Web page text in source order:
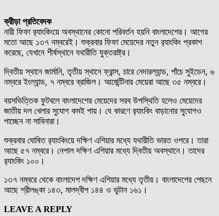
ক্রীড়া প্রতিবেদক
নারী ফিফা র‌্যাংকিংয়ে অবস্থানের কোনো পরিবর্তন হয়নি বাংলাদেশের। আগের
মতো আছে ১৩৭ নম্বরেই। শুক্রবার ফিফা মেয়েদের নতুন র‌্যাংকিং প্রকাশ
করেছে, যেখানে শীর্ষস্থানে যথারীতি যুক্তরাষ্ট্র।
দ্বিতীয় স্থানে জার্মানি, তৃতীয় স্থানে ফ্রান্স, চারে নেদারল্যান্ড, পাঁচে সুইডেন, ৬
নম্বরে ইংল্যান্ড, ৭ নম্বরে ব্রাজিল। আর্জেন্টিনার মেয়েরা আছে ৩৫ নম্বরে।
বয়সভিত্তিক ফুটবলে বাংলাদেশের মেয়েদের সরব উপস্থিতি হলেও মেয়েদের
জাতীয় দল খেলার সুযোগ কমই পায়। যে কারণে র‌্যাংকিং বাড়ানোর সুযোগও
পাচ্ছেন না সাবিনারা।
শুক্রবার ঘোষিত র‌্যাংকিংয়ে দক্ষিণ এশিয়ার মধ্যে যথারীতি ভারত ওপরে। তারা
আছে ৫৭ নম্বরে। নেপাল দক্ষিণ এশিয়ার মধ্যে দ্বিতীয় অবস্থানে। তাদের
র‌্যাংকিং ১০০।
১৩৭ নম্বরে থেকে বাংলাদেশ দক্ষিণ এশিয়ার মধ্যে তৃতীয়। বাংলাদেশের পেছনে
আছে শ্রীলঙ্কা ১৪৩, মালদ্বীপ ১৪৪ ও ভুটান ১৬১।
LEAVE A REPLY